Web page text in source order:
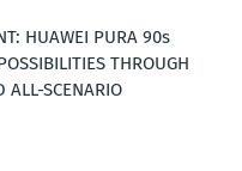
HUAWEI PURA 90s
THROUGH
ALL-SCENARIO